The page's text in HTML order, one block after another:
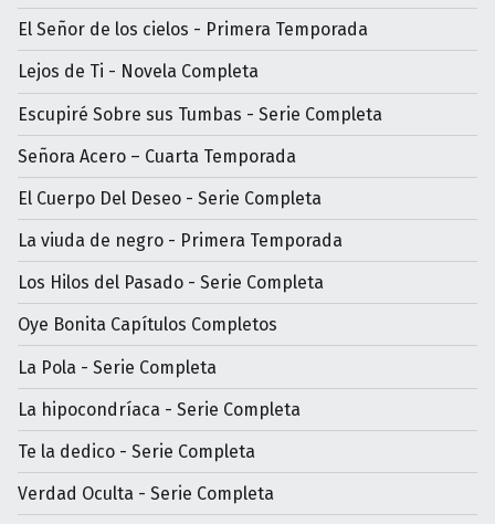
El Señor de los cielos - Primera Temporada
Lejos de Ti - Novela Completa
Escupiré Sobre sus Tumbas - Serie Completa
Señora Acero – Cuarta Temporada
El Cuerpo Del Deseo - Serie Completa
La viuda de negro - Primera Temporada
Los Hilos del Pasado - Serie Completa
Oye Bonita Capítulos Completos
La Pola - Serie Completa
La hipocondríaca - Serie Completa
Te la dedico - Serie Completa
Verdad Oculta - Serie Completa